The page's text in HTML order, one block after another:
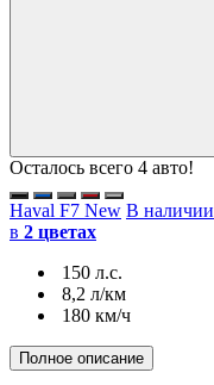
Осталось всего 4 авто!
Haval F7 New В наличии
в 2 цветах
150 л.с.
8,2 л/км
180 км/ч
Полное описание